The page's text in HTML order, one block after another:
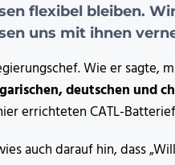
flexibel bleiben.
uns mit ihnen
Wie er sagte,
deutschen und
errichteten CATL-
auch darauf hin, dass